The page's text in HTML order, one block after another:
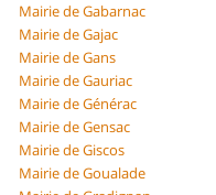
Mairie de Gabarnac
Mairie de Gajac
Mairie de Gans
Mairie de Gauriac
Mairie de Générac
Mairie de Gensac
Mairie de Giscos
Mairie de Goualade